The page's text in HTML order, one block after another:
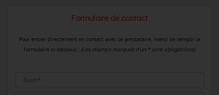
Formulaire de contact
Pour entrer directement en contact avec ce prestataire, merci de remplir le
formulaire ci-dessous : (Les champs marqués d'un * sont obligatoires)